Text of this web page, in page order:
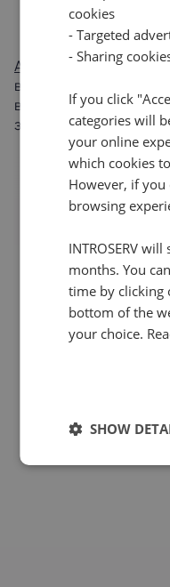
организация
единым центром
Арендуя виртуальный
возможности
вложений в
защищенности от
cookies
- Targeted
- Sharing
If you click
categories will
your online
which cookies
However, if
browsing
INTROSERV
months. You
time by clicking
bottom of the
your choice.
SHOW